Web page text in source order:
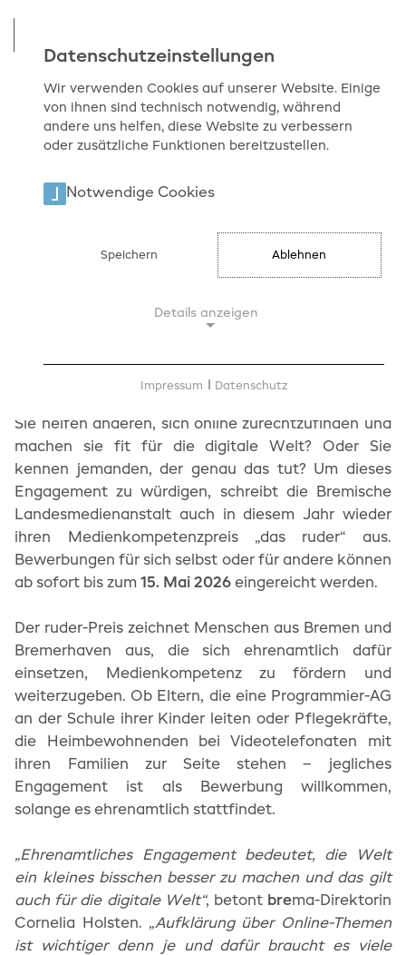
Start Service Aktuelles
Aktuelles
ruder“: Jetzt bewerben und 1.000
Euro gewinnen
Sie helfen anderen, sich online zurechtzufinden und
machen sie fit für die digitale Welt? Oder Sie
kennen jemanden, der genau das tut? Um dieses
Engagement zu würdigen, schreibt die Bremische
Landesmedienanstalt auch in diesem Jahr wieder
ihren Medienkompetenzpreis „das ruder“ aus.
Bewerbungen für sich selbst oder für andere können
ab sofort bis zum15. Mai 2026eingereicht werden.
Der ruder-Preis zeichnet Menschen aus Bremen und
Bremerhaven aus, die sich ehrenamtlich dafür
einsetzen, Medienkompetenz zu fördern und
weiterzugeben. Ob Eltern, die eine Programmier-AG
an der Schule ihrer Kinder leiten oder Pflegekräfte,
die Heimbewohnenden bei Videotelefonaten mit
ihren Familien zur Seite stehen – jegliches
Engagement ist als Bewerbung willkommen,
solange es ehrenamtlich stattfindet.
„Ehrenamtliches Engagement bedeutet, die Welt
ein kleines bisschen besser zu machen und das gilt
auch für die digitale Welt“, betont brema-Direktorin
Cornelia Holsten. „Aufklärung über Online-Themen
ist wichtiger denn je und dafür braucht es viele
Datenschutzeinstellungen
Wir verwenden Cookies auf unserer Website. Einige
von ihnen sind technisch notwendig, während
andere uns helfen, diese Website zu verbessern
oder zusätzliche Funktionen bereitzustellen.
Notwendige Cookies
Ablehnen
Speichern
Details anzeigen
Notwendige Cookies ermöglichen
einwandfreie Funktion der Website
erforderlich.
Cookie Consent
Name:
cookie_consent
Zweck:
Dieses Cookie speichert die gewählten
Einwilligungsoptionen des Nutzers
Impressum Datenschutz